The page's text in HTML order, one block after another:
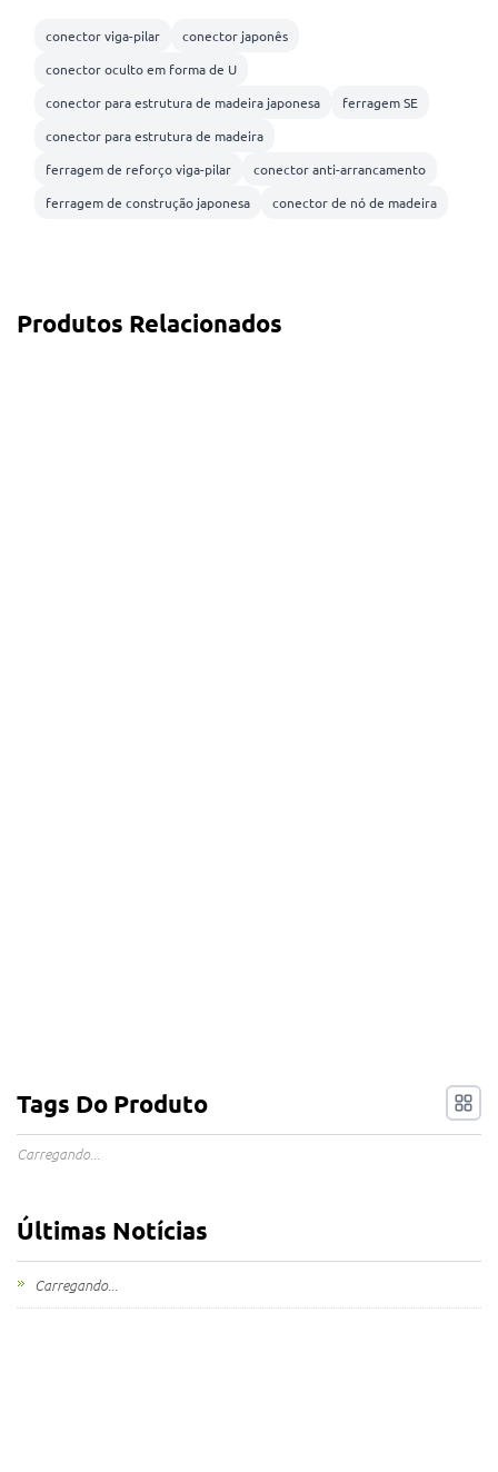
conector viga-pilar
conector japonês
conector oculto em forma de U
conector para estrutura de madeira japonesa
ferragem SE
conector para estrutura de madeira
ferragem de reforço viga-pilar
conector anti-arrancamento
ferragem de construção japonesa
conector de nó de madeira
Produtos Relacionados
Tags Do Produto
Carregando...
Últimas Notícias
Carregando...